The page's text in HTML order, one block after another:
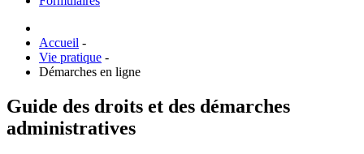
Accueil -
Vie pratique -
Démarches en ligne
Guide des droits et des démarches
administratives